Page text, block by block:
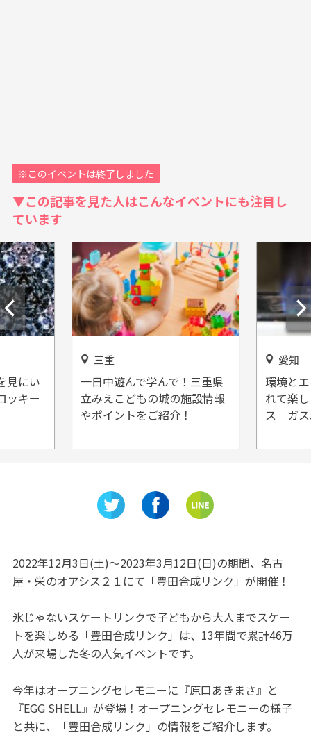
※このイベントは終了しました
▼この記事を見た人はこんなイベントにも注目し
ています
見にい
ッキー
三重
一日中遊んで学んで！三重県
立みえこどもの城の施設情報
やポイントをご紹介！
愛知
環境と
れて楽
ス ガス
2022年12月3日(土)～2023年3月12日(日)の期間、名古
屋・栄のオアシス２１にて「豊田合成リンク」が開催！
氷じゃないスケートリンクで子どもから大人までスケー
トを楽しめる「豊田合成リンク」は、13年間で累計46万
人が来場した冬の人気イベントです。
今年はオープニングセレモニーに『原口あきまさ』と
『EGG SHELL』が登場！オープニングセレモニーの様子
と共に、「豊田合成リンク」の情報をご紹介します。